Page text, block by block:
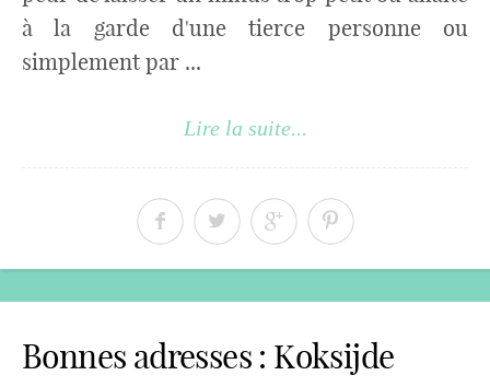
à la garde d'une tierce personne ou
simplement par ...
Lire la suite...
Bonnes adresses : Koksijde